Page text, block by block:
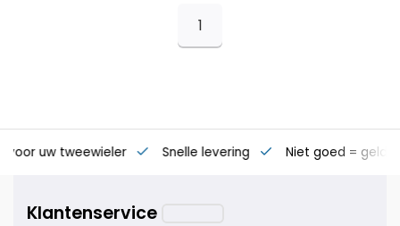
1
voor uw tweewieler Snelle levering Niet goed = geld
Klantenservice